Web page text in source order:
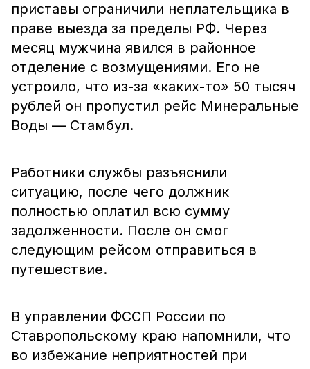
приставы ограничили неплательщика в
праве выезда за пределы РФ. Через
месяц мужчина явился в районное
отделение с возмущениями. Его не
устроило, что из-за «каких-то» 50 тысяч
рублей он пропустил рейс Минеральные
Воды — Стамбул.
Работники службы разъяснили
ситуацию, после чего должник
полностью оплатил всю сумму
задолженности. После он смог
следующим рейсом отправиться в
путешествие.
В управлении ФССП России по
Ставропольскому краю напомнили, что
во избежание неприятностей при